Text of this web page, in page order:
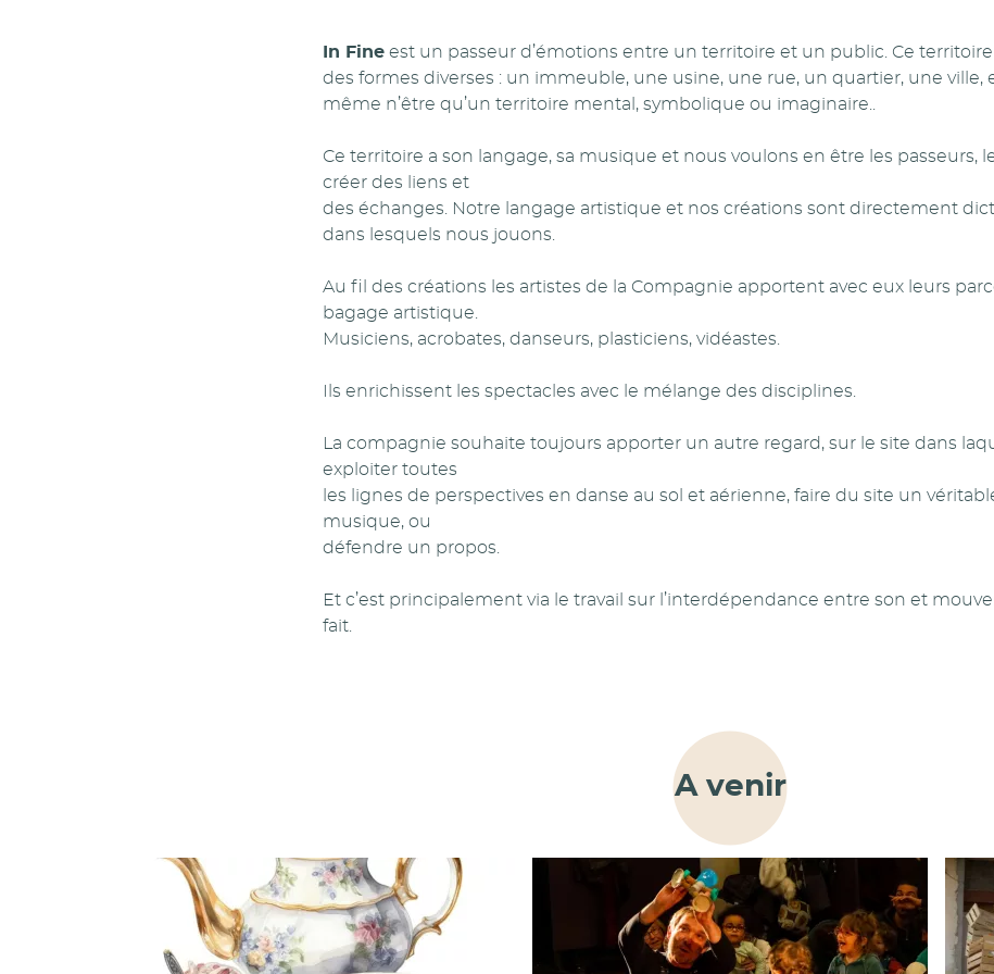
In Fine est un passeur d’émotions entre un territoire et un public. Ce
des formes diverses : un immeuble, une usine, une rue, un quartier, une ville,
même n’être qu’un territoire mental, symbolique ou imaginaire..
Ce territoire a son langage, sa musique et nous voulons en être les passeurs,
créer des liens et
des échanges. Notre langage artistique et nos créations sont directement
dans lesquels nous jouons.
Au fil des créations les artistes de la Compagnie apportent avec eux leurs
bagage artistique.
Musiciens, acrobates, danseurs, plasticiens, vidéastes.
Ils enrichissent les spectacles avec le mélange des disciplines.
La compagnie souhaite toujours apporter un autre regard, sur le site dans
exploiter toutes
les lignes de perspectives en danse au sol et aérienne, faire du site un
musique, ou
défendre un propos.
Et c’est principalement via le travail sur l’interdépendance entre son et
fait.
A venir